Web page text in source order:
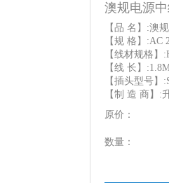
澳规电源
【品 名】:澳
【规 格】:AC
【线材规格】
【线 长】
【插头型号】
【制 造 商】:
原价：
数量：